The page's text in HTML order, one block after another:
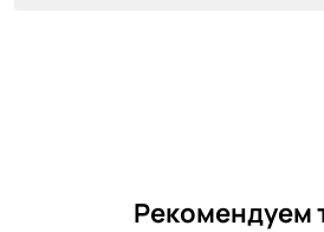
Рекомендуем